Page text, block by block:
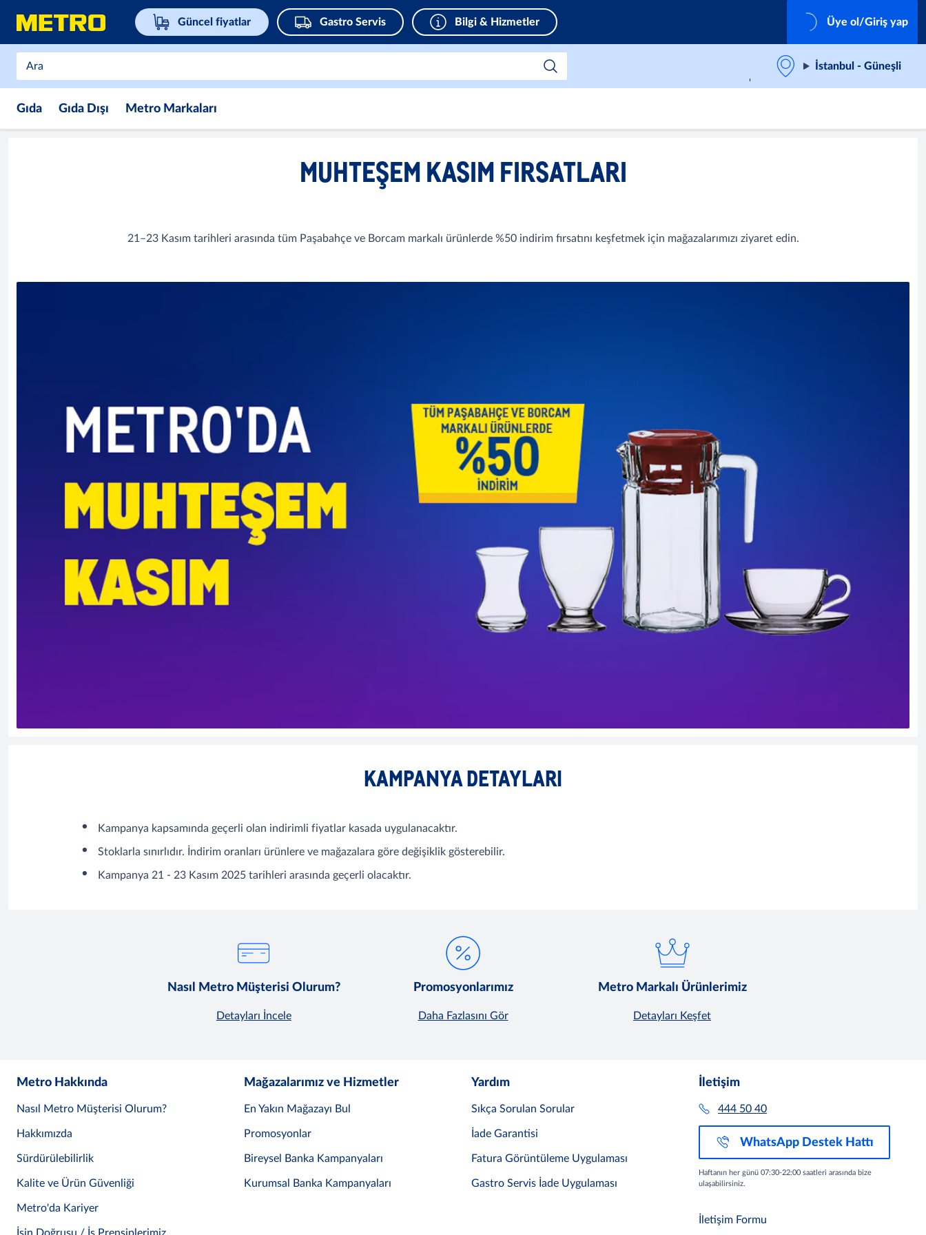
Güncel fiyatlar Gastro Servis Bilgi & Hizmetler Üye ol/Giriş yap
İstanbul - Güneşli
Gıda Gıda Dışı Metro Markaları
MUHTEŞEM KASIM FIRSATLARI
21–23 Kasım tarihleri arasında tüm Paşabahçe ve Borcam markalı ürünlerde %50 indirim fırsatını keşfetmek için mağazalarımızı ziyaret edin.
KAMPANYA DETAYLARI
Kampanya kapsamında geçerli olan indirimli fiyatlar kasada uygulanacaktır.
Stoklarla sınırlıdır. İndirim oranları ürünlere ve mağazalara göre değişiklik gösterebilir.
Kampanya 21 - 23 Kasım 2025 tarihleri arasında geçerli olacaktır.
Nasıl Metro Müşterisi Olurum?
Detayları İncele
Promosyonlarımız
Daha Fazlasını Gör
Metro Markalı Ürünlerimiz
Detayları Keşfet
Metro Hakkında
Nasıl Metro Müşterisi Olurum?
Hakkımızda
Sürdürülebilirlik
Kalite ve Ürün Güvenliği
Metro'da Kariyer
İşin Doğrusu / İş Prensiplerimiz
Mağazalarımız ve Hizmetler
En Yakın Mağazayı Bul
Promosyonlar
Bireysel Banka Kampanyaları
Kurumsal Banka Kampanyaları
Yardım
Sıkça Sorulan Sorular
İade Garantisi
Fatura Görüntüleme Uygulaması
Gastro Servis İade Uygulaması
İletişim
444 50 40
WhatsApp Destek Hattı
Haftanın her günü 07:30-22:00 saatleri arasında bize
ulaşabilirsiniz.
İletişim Formu